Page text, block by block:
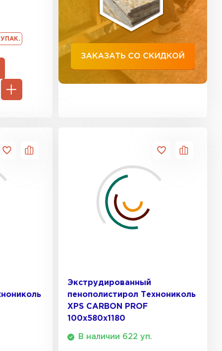
УПАК.
Экструдированный
пенополистирол Технониколь
XPS CARBON PROF
100х580х1180
В наличии 622 уп.
Basfiber
Брит